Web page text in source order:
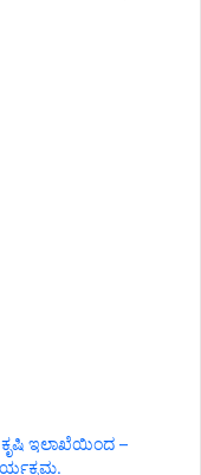
ಕೃಷಿ ಇಲಾಖೆಯಿಂದ –